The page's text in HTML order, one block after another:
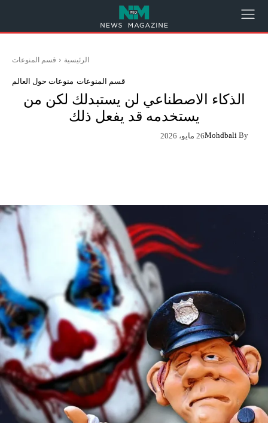
الرئيسية قسم المنوعات
قسم المنوعات منوعات حول العالم
الذكاء الاصطناعي لن يستبدلك لكن من
يستخدمه قد يفعل ذلك
By
Mohdbali26 مايو، 2026